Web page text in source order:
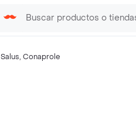
Salus, Conaprole